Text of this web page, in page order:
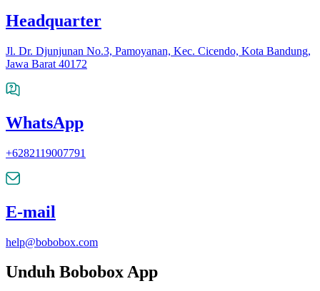
Headquarter
Jl. Dr. Djunjunan No.3, Pamoyanan, Kec. Cicendo, Kota Bandung,
Jawa Barat 40172
WhatsApp
+6282119007791
E-mail
help@bobobox.com
Unduh Bobobox App